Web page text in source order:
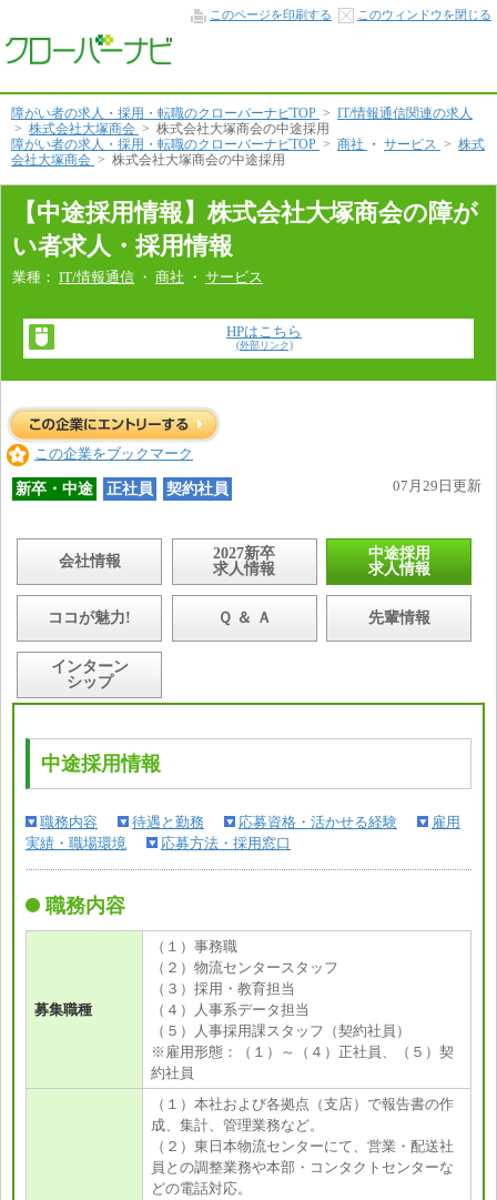
採
用
報
本
文
へ
このページを印刷する このウィンドウを閉じる
障がい者の求人・採用・転職のクローバーナビTOP > IT/情報通信関連の求人
> 株式会社大塚商会 > 株式会社大塚商会の中途採用
障がい者の求人・採用・転職のクローバーナビTOP > 商社 ・ サービス > 株式
会社大塚商会 > 株式会社大塚商会の中途採用
【中途採用情報】株式会社大塚商会の障が
い者求人・採用情報
業種： IT/情報通信 ・ 商社 ・ サービス
HPはこちら
(外部リンク)
この企業をブックマーク
新卒・中途 正社員 契約社員 07月29日更新
会社情報
2027新卒
求人情報
中途採用
求人情報
ココが魅力! Ｑ ＆ Ａ 先輩情報
インターン
シップ
中途採用情報
職務内容 待遇と勤務 応募資格・活かせる経験
雇用
実績・職場環境
応募方法・採用窓口
職務内容
募集職種
（１）事務職
（２）物流センタースタッフ
（３）採用・教育担当
（４）人事系データ担当
（５）人事採用課スタッフ（契約社員）
※雇用形態：（１）～（４）正社員、（５）契
約社員
（１）本社および各拠点（支店）で報告書の作
成、集計、管理業務など。
（２）東日本物流センターにて、営業・配送社
員との調整業務や本部・コンタクトセンターな
どの電話対応。